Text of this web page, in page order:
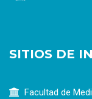
SITIOS DE
Facultad de